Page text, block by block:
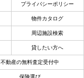
プライバシーポリシー
物件カタログ
周辺施設検索
貸したい方へ
不動産の無料査定受付中
保険選び